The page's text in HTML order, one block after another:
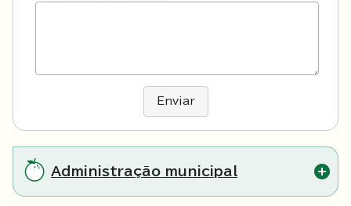
Enviar
Administração municipal